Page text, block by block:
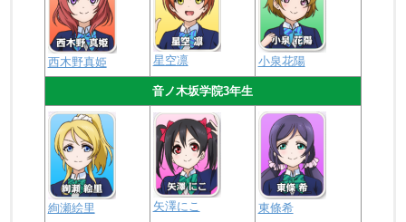
西木野真姫 星空凛 小泉花陽
音ノ木坂学院3年生
絢瀬絵里 矢澤にこ 東條希